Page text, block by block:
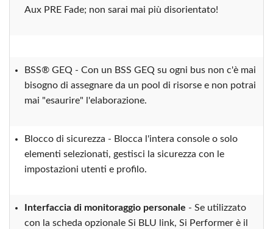
Aux PRE Fade; non sarai mai più disorientato!
BSS® GEQ - Con un BSS GEQ su ogni bus non c'è mai
bisogno di assegnare da un pool di risorse e non potrai
mai "esaurire" l'elaborazione.
Blocco di sicurezza - Blocca l'intera console o solo
elementi selezionati, gestisci la sicurezza con le
impostazioni utenti e profilo.
Interfaccia di monitoraggio personale - Se utilizzato
con la scheda opzionale Si BLU link, Si Performer è il